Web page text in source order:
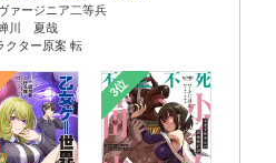
ァージニア二等兵
川 夏哉
クター原案 転
3位